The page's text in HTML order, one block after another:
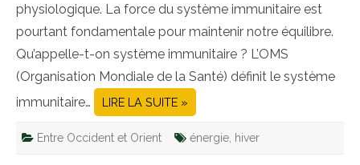
physiologique. La force du système immunitaire est
pourtant fondamentale pour maintenir notre équilibre.
Qu’appelle-t-on système immunitaire ? L’OMS
(Organisation Mondiale de la Santé) définit le système
immunitaire…
LIRE LA SUITE »
Entre Occident et Orient énergie hiver